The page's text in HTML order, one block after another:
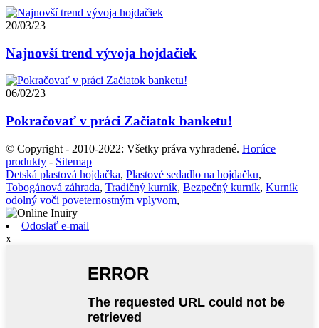
20/03/23
Najnovší trend vývoja hojdačiek
06/02/23
Pokračovať v práci Začiatok banketu!
© Copyright - 2010-2022: Všetky práva vyhradené. Horúce
produkty - Sitemap
Detská plastová hojdačka, Plastové sedadlo na hojdačku,
Tobogánová záhrada, Tradičný kurník, Bezpečný kurník, Kurník
odolný voči poveternostným vplyvom,
Odoslať e-mail
x